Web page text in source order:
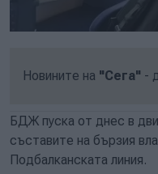
Новините на "Сега" -
БДЖ пуска от днес в
съставите на бързия
Подбалканската линия.